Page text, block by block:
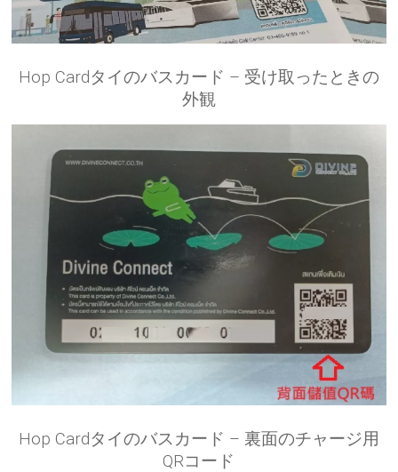
Hop Cardタイのバスカード – 受け取ったときの
外観
Hop Cardタイのバスカード – 裏面のチャージ用
QRコード